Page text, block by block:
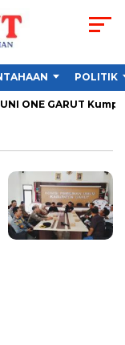
POLITIK
ONE GARUT